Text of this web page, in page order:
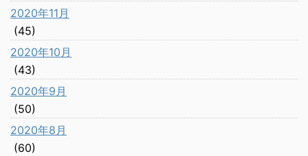
2020年11月
(45)
2020年10月
(43)
2020年9月
(50)
2020年8月
(60)